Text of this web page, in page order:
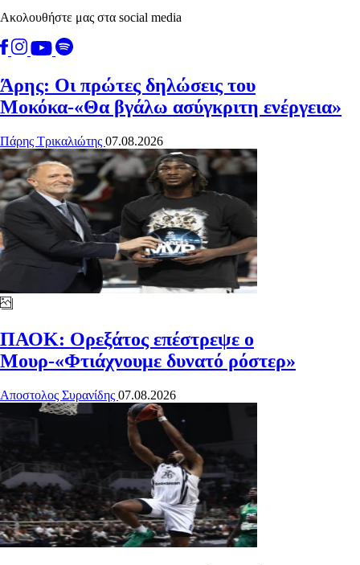
Ακολουθήστε μας στα social media
Άρης: Οι πρώτες δηλώσεις του
Μοκόκα-«Θα βγάλω ασύγκριτη ενέργεια»
Πάρης Τρικαλιώτης 07.08.2026
ΠΑΟΚ: Ορεξάτος επέστρεψε ο
Μουρ-«Φτιάχνουμε δυνατό ρόστερ»
Αποστολος Συρανίδης 07.08.2026